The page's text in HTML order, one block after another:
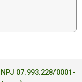
07.993.228/0001-